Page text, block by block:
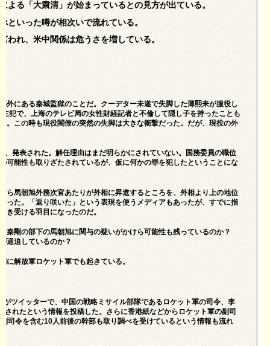
る「大粛清」が始まっているとの見方が出ている。
といった噂が相次いで流れている。
われ、米中関係は危うさを増している。
外にある秦城監獄のことだ。クーデター未遂で失脚した薄熙来が服役し
犯で、上海のテレビ局の女性財経記者と不倫して隠し子を持ったことも
。この時も現役閣僚の突然の失脚は大きな衝撃だった。だが、現役の外
発表された。解任理由はまだ明らかにされていない。国務委員の職位
可能性も取りざたされているが、仮に何かの罪を犯したということにな
ら馬朝旭外務次官あたりが外相に昇進するところを、外相より上の地位
った。「返り咲いた」という表現を使うメディアもあったが、すでに指
き受ける羽目になったのだ。
剛の部下の馬朝旭に関与の疑いがかけら可能性も残っているのか？
逼迫しているのか？
に解放軍ロケット軍でも起きている。
ツイッターで、中国の戦略ミサイル部隊であるロケット軍の司令、李
れたという情報を投稿した。さらに香港紙などからロケット軍の副司
司令を含む10人前後の幹部も取り調べを受けているという情報も流れ